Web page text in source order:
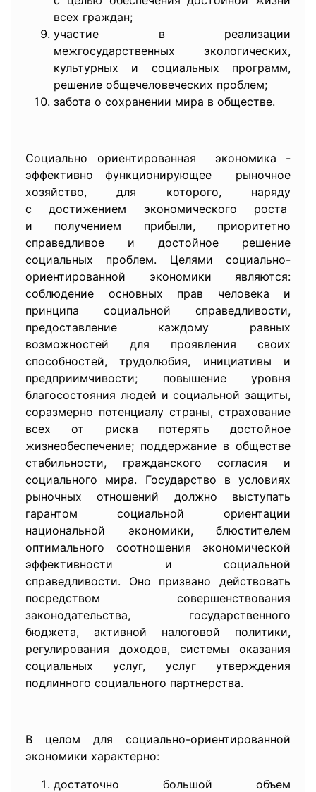
всех граждан;
участие в реализации
межгосударственных экологических,
культурных и социальных программ,
решение общечеловеческих проблем;
забота о сохранении мира в обществе.
Социально ориентированная экономика -
эффективно функционирующее рыночное
хозяйство, для которого, наряду
с достижением экономического роста
и получением прибыли, приоритетно
справедливое и достойное решение
социальных проблем. Целями социально-
ориентированной экономики являются:
соблюдение основных прав человека и
принципа социальной справедливости,
предоставление каждому равных
возможностей для проявления своих
способностей, трудолюбия, инициативы и
предприимчивости; повышение уровня
благосостояния людей и социальной защиты,
соразмерно потенциалу страны, страхование
всех от риска потерять достойное
жизнеобеспечение; поддержание в обществе
стабильности, гражданского согласия и
социального мира. Государство в условиях
рыночных отношений должно выступать
гарантом социальной ориентации
национальной экономики, блюстителем
оптимального соотношения экономической
эффективности и социальной
справедливости. Оно призвано действовать
посредством совершенствования
законодательства, государственного
бюджета, активной налоговой политики,
регулирования доходов, системы оказания
социальных услуг, услуг утверждения
подлинного социального партнерства.
В целом для социально-ориентированной
экономики характерно:
достаточно большой объем